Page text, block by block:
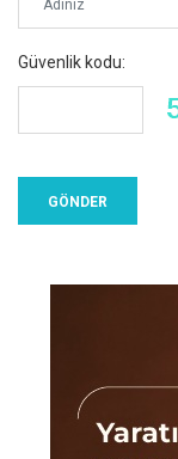
Güvenlik kodu: